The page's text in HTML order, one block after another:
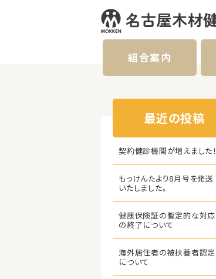
組合案内
最近の投稿
契約健診機関が増えました！
もっけんたより8月号を発送
いたしました。
健康保険証の暫定的な対応
の終了について
海外居住者の被扶養者認定
について